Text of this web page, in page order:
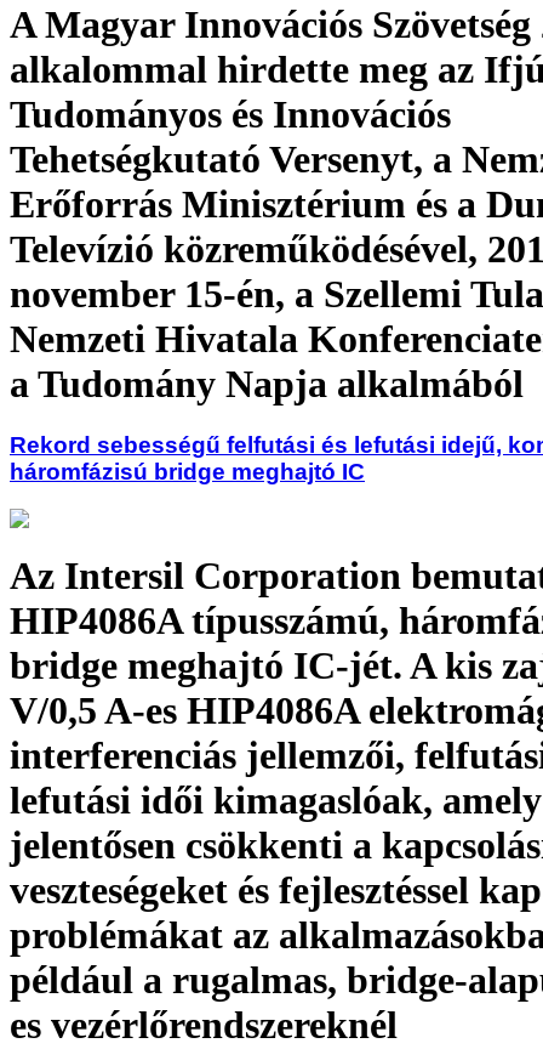
A Magyar Innovációs Szövetség
alkalommal hirdette meg az
Tudományos és Innovációs
Tehetségkutató Versenyt, a
Erőforrás Minisztérium és a
Televízió közreműködésével,
november 15-én, a Szellemi
Nemzeti Hivatala
a Tudomány Napja alkalmából
Rekord sebességű felfutási és lefutási idejű,
háromfázisú bridge meghajtó IC
Az Intersil Corporation
HIP4086A típusszámú,
bridge meghajtó IC-jét. A kis
V/0,5 A-es HIP4086A
interferenciás jellemzői,
lefutási idői kimagaslóak, amely
jelentősen csökkenti a
veszteségeket és fejlesztéssel
problémákat az
például a rugalmas, bridge-
es vezérlőrendszereknél